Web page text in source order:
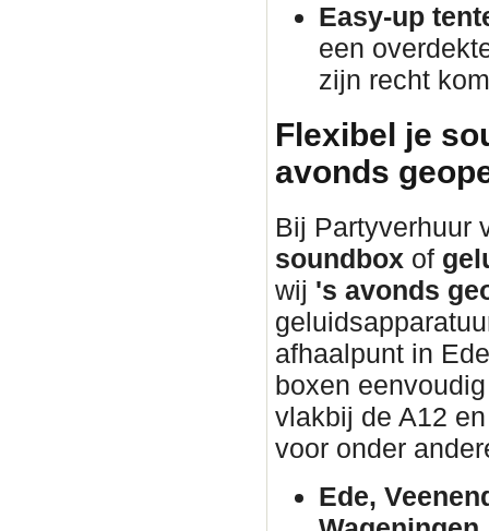
Easy-up
een
zijn recht
Flexibel je
avonds
Bij Partyverhuur
soundbox of
wij 's avonds
afhaalpunt in
boxen
vlakbij de A12
voor onder
Ede,